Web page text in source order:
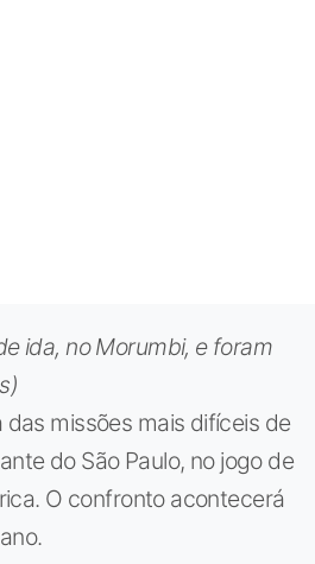
ida, no Morumbi, e foram
missões mais difíceis de
do São Paulo, no jogo de
O confronto acontecerá